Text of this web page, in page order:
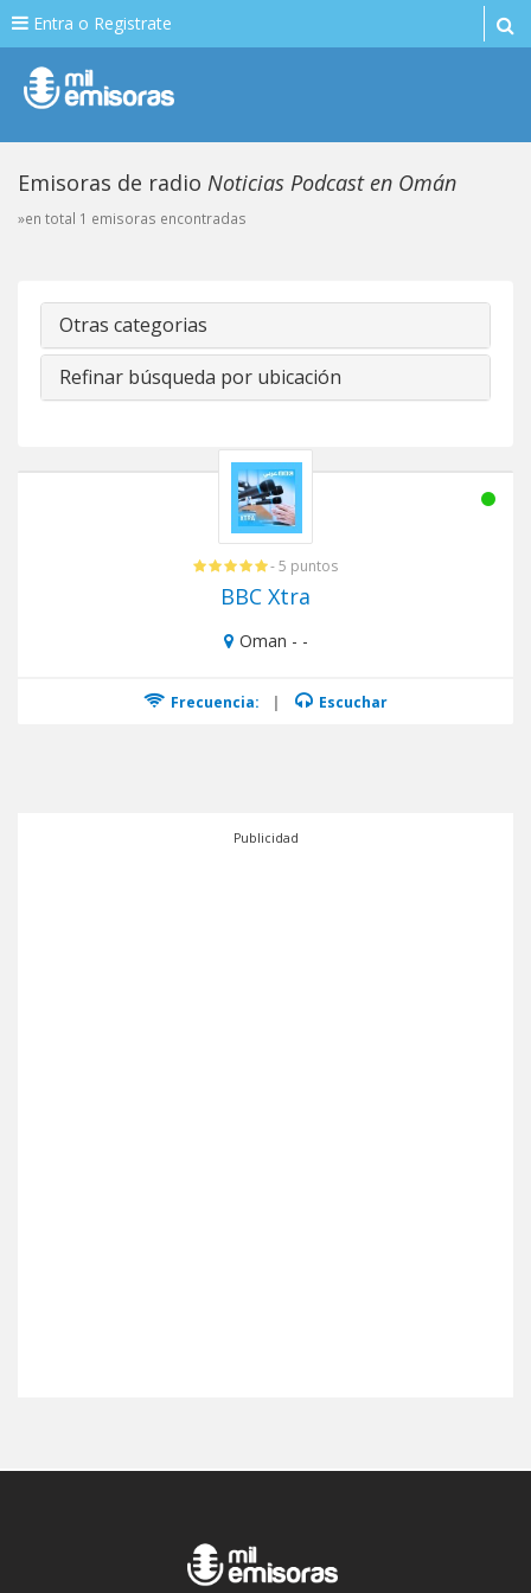
Entra o Registrate
Emisoras de radio Noticias Podcast en Omán
»en total 1 emisoras encontradas
Otras categorias
Refinar búsqueda por ubicación
- 5 puntos
BBC Xtra
Oman - -
Frecuencia: | Escuchar
Publicidad